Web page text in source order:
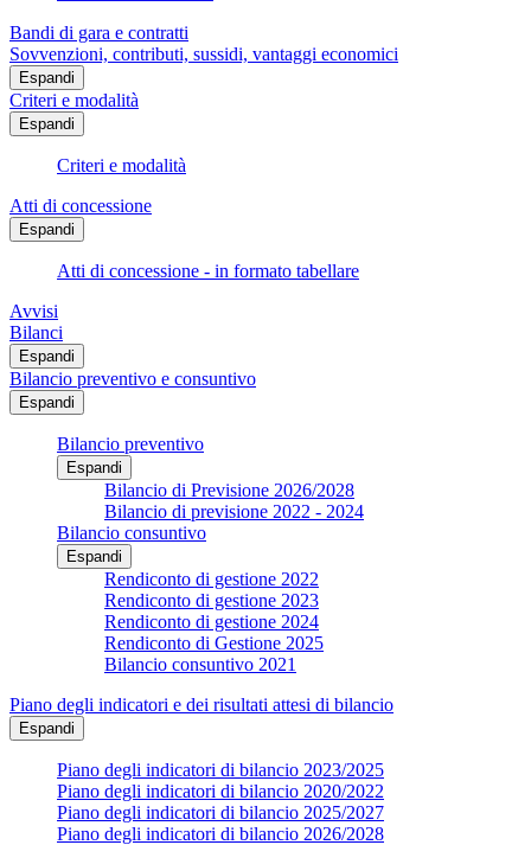
Bandi di gara e contratti
Sovvenzioni, contributi, sussidi, vantaggi economici
Espandi
Criteri e modalità
Espandi
Criteri e modalità
Atti di concessione
Espandi
Atti di concessione - in formato tabellare
Avvisi
Bilanci
Espandi
Bilancio preventivo e consuntivo
Espandi
Bilancio preventivo
Espandi
Bilancio di Previsione 2026/2028
Bilancio di previsione 2022 - 2024
Bilancio consuntivo
Espandi
Rendiconto di gestione 2022
Rendiconto di gestione 2023
Rendiconto di gestione 2024
Rendiconto di Gestione 2025
Bilancio consuntivo 2021
Piano degli indicatori e dei risultati attesi di bilancio
Espandi
Piano degli indicatori di bilancio 2023/2025
Piano degli indicatori di bilancio 2020/2022
Piano degli indicatori di bilancio 2025/2027
Piano degli indicatori di bilancio 2026/2028